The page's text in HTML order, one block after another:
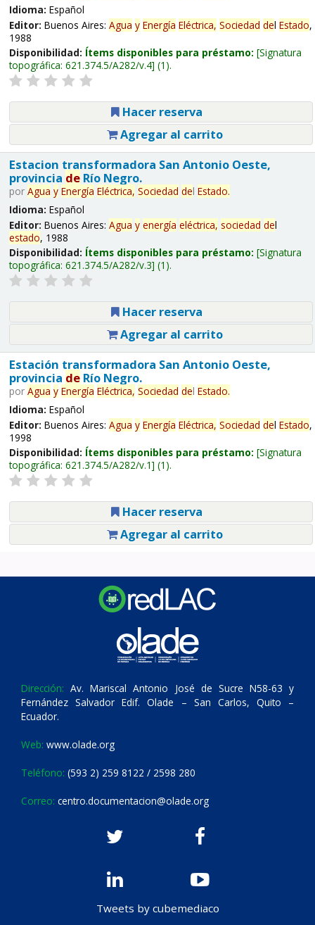
Idioma: Español
Editor: Buenos Aires: Agua y Energía Eléctrica, Sociedad del Estado,
1988
Disponibilidad: Ítems disponibles para préstamo: Signatura
topográfica: 621.374.5/A282/v.4 (1).
Hacer reserva
Agregar al carrito
Estacion transformadora San Antonio Oeste,
provincia deRío Negro.
por Agua y Energía Eléctrica, Sociedad del Estado.
Idioma: Español
Editor: Buenos Aires: Agua y energía eléctrica, sociedad del
estado, 1988
Disponibilidad: Ítems disponibles para préstamo: Signatura
topográfica: 621.374.5/A282/v.3 (1).
Hacer reserva
Agregar al carrito
Estación transformadora San Antonio Oeste,
provincia deRío Negro.
por Agua y Energía Eléctrica, Sociedad del Estado.
Idioma: Español
Editor: Buenos Aires: Agua y Energía Eléctrica, Sociedad del Estado,
1998
Disponibilidad: Ítems disponibles para préstamo: Signatura
topográfica: 621.374.5/A282/v.1 (1).
Hacer reserva
Agregar al carrito
Dirección: Av. Mariscal Antonio José de Sucre N58-63 y
Fernández Salvador Edif. Olade – San Carlos, Quito –
Ecuador.
Web: www.olade.org
Teléfono: (593 2) 259 8122 / 2598 280
Correo: centro.documentacion@olade.org
Tweets by cubemediaco